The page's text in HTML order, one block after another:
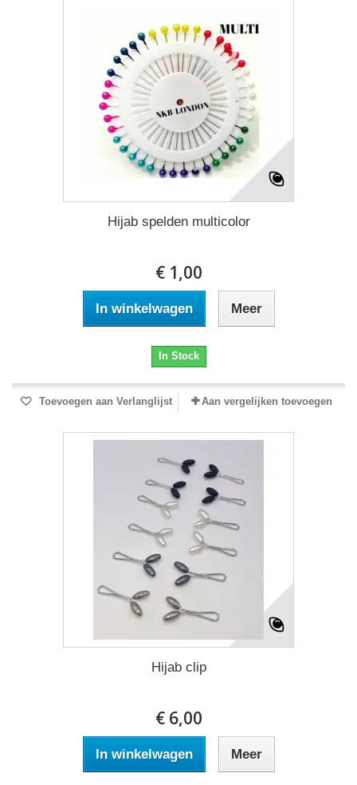
Hijab spelden multicolor
€ 1,00
In winkelwagen Meer
In Stock
Toevoegen aan Verlanglijst Aan vergelijken toevoegen
Hijab clip
€ 6,00
In winkelwagen Meer